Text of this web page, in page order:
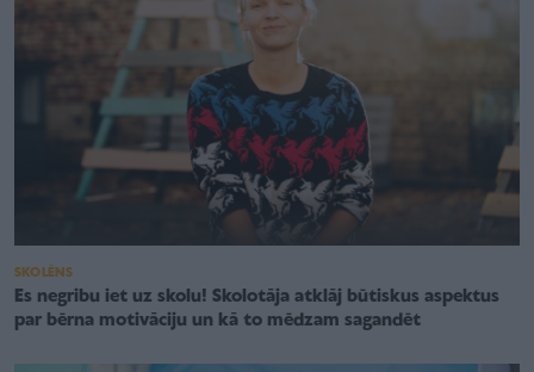
SKOLĒNS
Es negribu iet uz skolu! Skolotāja atklāj būtiskus aspektus
par bērna motivāciju un kā to mēdzam sagandēt